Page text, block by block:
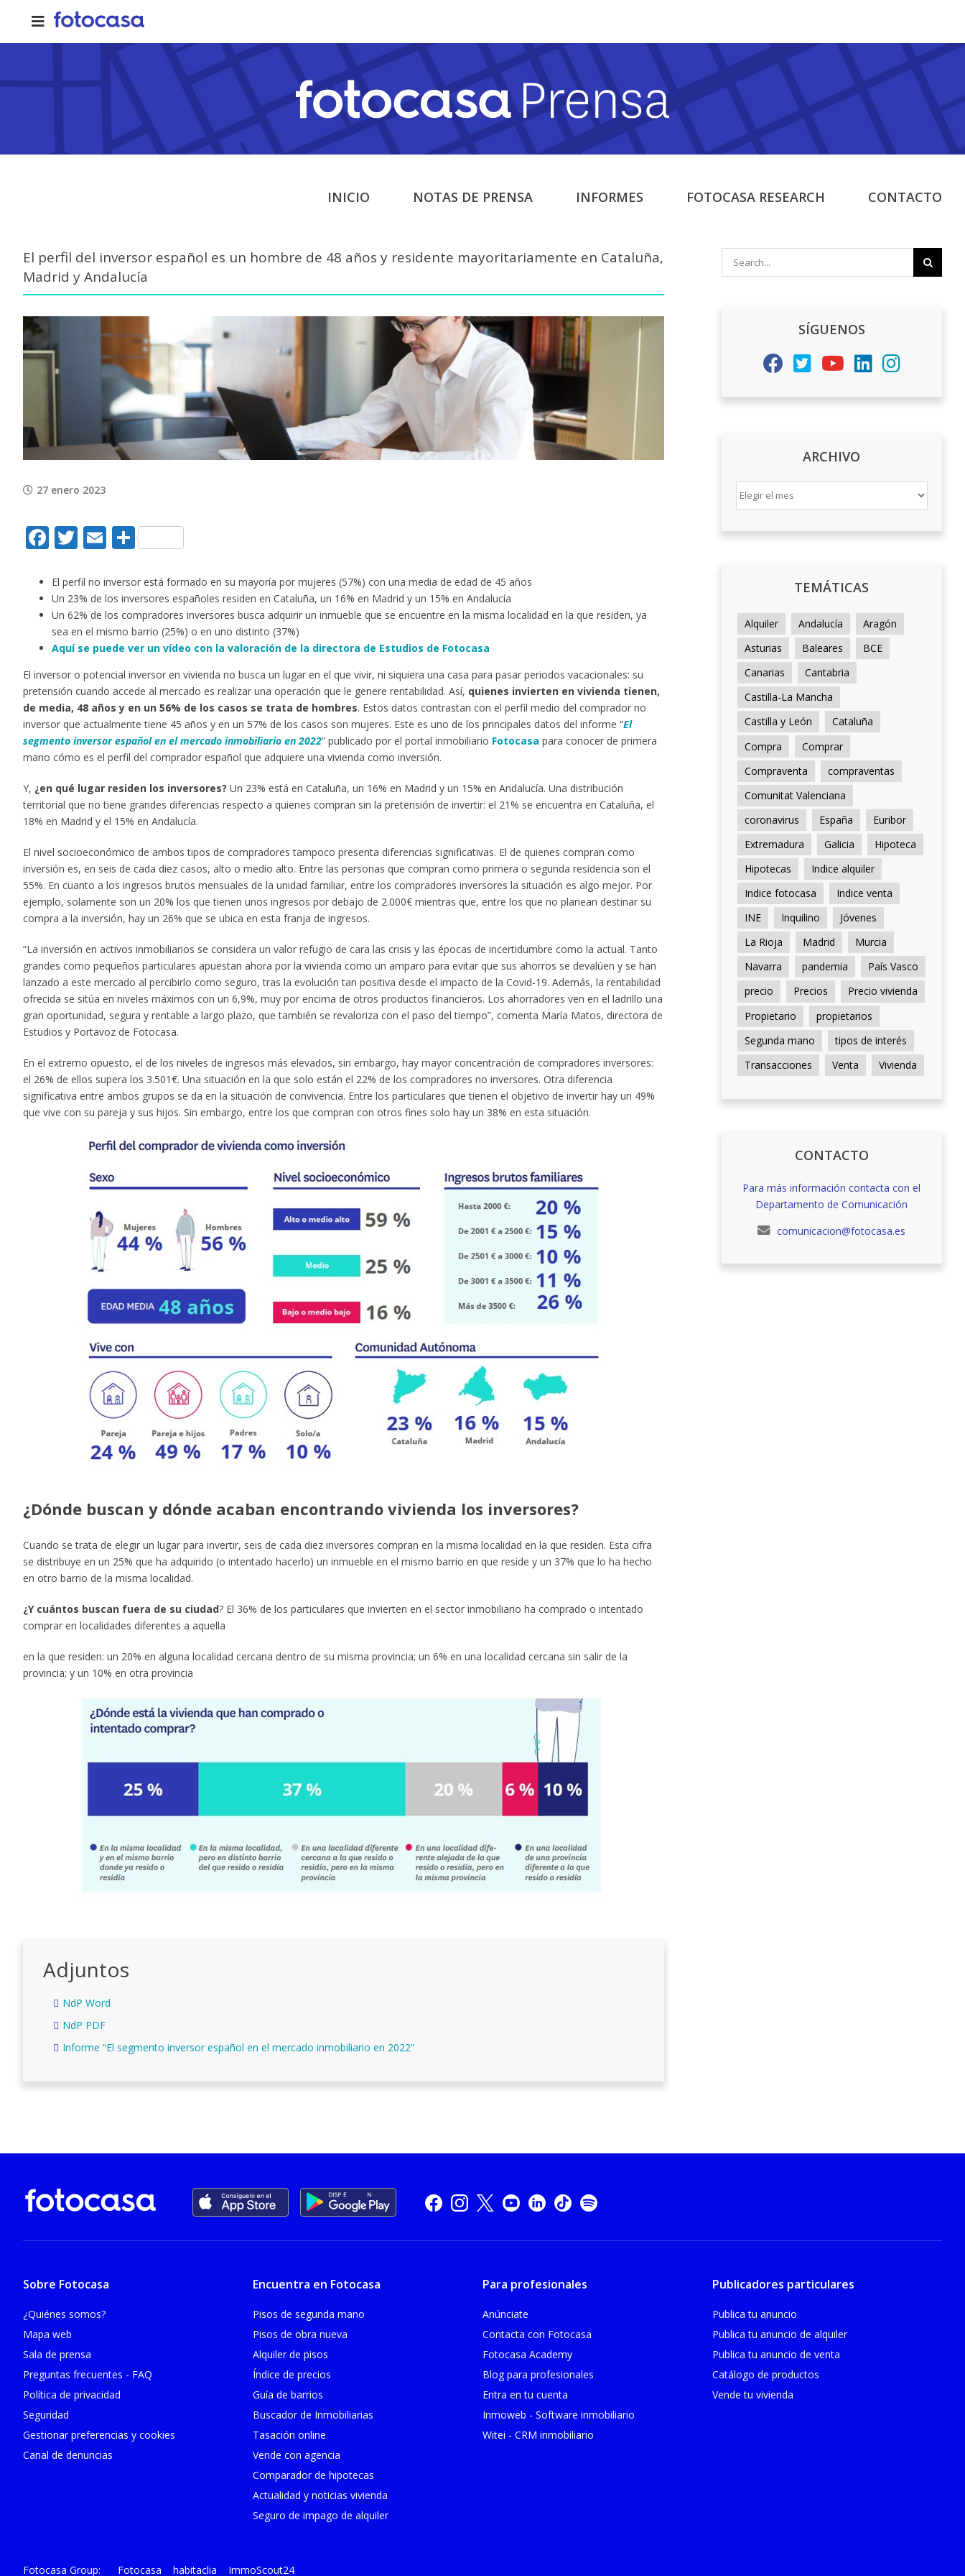
content
INICIO NOTAS DE PRENSA INFORMES FOTOCASA RESEARCH CONTACTO
El perfil del inversor español es un hombre de 48 años y residente mayoritariamente en Cataluña,
Madrid y Andalucía
View
Larger
Image
27 enero 2023
Facebook
Twitter
EmailCompartir
El perfil no inversor está formado en su mayoría por mujeres (57%) con una media de edad de 45 años
Un 23% de los inversores españoles residen en Cataluña, un 16% en Madrid y un 15% en Andalucía
Un 62% de los compradores inversores busca adquirir un inmueble que se encuentre en la misma localidad en la que residen, ya
sea en el mismo barrio (25%) o en uno distinto (37%)
Aquí se puede ver un vídeo con la valoración de la directora de Estudios de Fotocasa
El inversor o potencial inversor en vivienda no busca un lugar en el que vivir, ni siquiera una casa para pasar periodos vacacionales: su
pretensión cuando accede al mercado es realizar una operación que le genere rentabilidad. Así, quienes invierten en vivienda tienen,
de media, 48 años y en un 56% de los casos se trata de hombres. Estos datos contrastan con el perfil medio del comprador no
inversor que actualmente tiene 45 años y en un 57% de los casos son mujeres. Este es uno de los principales datos del informe “El
segmento inversor español en el mercado inmobiliario en 2022” publicado por el portal inmobiliario Fotocasa para conocer de primera
mano cómo es el perfil del comprador español que adquiere una vivienda como inversión.
Y, ¿en qué lugar residen los inversores? Un 23% está en Cataluña, un 16% en Madrid y un 15% en Andalucía. Una distribución
territorial que no tiene grandes diferencias respecto a quienes compran sin la pretensión de invertir: el 21% se encuentra en Cataluña, el
18% en Madrid y el 15% en Andalucía.
El nivel socioeconómico de ambos tipos de compradores tampoco presenta diferencias significativas. El de quienes compran como
inversión es, en seis de cada diez casos, alto o medio alto. Entre las personas que compran como primera o segunda residencia son el
55%. En cuanto a los ingresos brutos mensuales de la unidad familiar, entre los compradores inversores la situación es algo mejor. Por
ejemplo, solamente son un 20% los que tienen unos ingresos por debajo de 2.000€ mientras que, entre los que no planean destinar su
compra a la inversión, hay un 26% que se ubica en esta franja de ingresos.
“La inversión en activos inmobiliarios se considera un valor refugio de cara las crisis y las épocas de incertidumbre como la actual. Tanto
grandes como pequeños particulares apuestan ahora por la vivienda como un amparo para evitar que sus ahorros se devalúen y se han
lanzado a este mercado al percibirlo como seguro, tras la evolución tan positiva desde el impacto de la Covid-19. Además, la rentabilidad
ofrecida se sitúa en niveles máximos con un 6,9%, muy por encima de otros productos financieros. Los ahorradores ven en el ladrillo una
gran oportunidad, segura y rentable a largo plazo, que también se revaloriza con el paso del tiempo”, comenta María Matos, directora de
Estudios y Portavoz de Fotocasa.
En el extremo opuesto, el de los niveles de ingresos más elevados, sin embargo, hay mayor concentración de compradores inversores:
el 26% de ellos supera los 3.501€. Una situación en la que solo están el 22% de los compradores no inversores. Otra diferencia
significativa entre ambos grupos se da en la situación de convivencia. Entre los particulares que tienen el objetivo de invertir hay un 49%
que vive con su pareja y sus hijos. Sin embargo, entre los que compran con otros fines solo hay un 38% en esta situación.
¿Dónde buscan y dónde acaban encontrando vivienda los inversores?
Cuando se trata de elegir un lugar para invertir, seis de cada diez inversores compran en la misma localidad en la que residen. Esta cifra
se distribuye en un 25% que ha adquirido (o intentado hacerlo) un inmueble en el mismo barrio en que reside y un 37% que lo ha hecho
en otro barrio de la misma localidad.
¿Y cuántos buscan fuera de su ciudad? El 36% de los particulares que invierten en el sector inmobiliario ha comprado o intentado
comprar en localidades diferentes a aquella
en la que residen: un 20% en alguna localidad cercana dentro de su misma provincia; un 6% en una localidad cercana sin salir de la
provincia; y un 10% en otra provincia
Adjuntos
NdP Word
NdP PDF
Informe “El segmento inversor español en el mercado inmobiliario en 2022”
SÍGUENOS
ARCHIVO
ARCHIVO
TEMÁTICAS
Alquiler Andalucía
Aragón
Asturias
Baleares
BCE
Canarias
Cantabria
Castilla-La Mancha
Castilla y León
Cataluña
Compra
Comprar
Compraventa
compraventas
Comunitat Valenciana
coronavirus
España
Euribor
Extremadura
Galicia
Hipoteca
Hipotecas
Indice alquiler
Indice fotocasa
Indice venta
INE
Inquilino
Jóvenes
La Rioja
Madrid
Murcia
Navarra
pandemia
País Vasco
precio
Precios
Precio vivienda
Propietario
propietarios
Segunda mano
tipos de interés
Transacciones
Venta Vivienda
CONTACTO
Para más información contacta con el
Departamento de Comunicación
comunicacion@fotocasa.es
Sobre Fotocasa
¿Quiénes somos?
Mapa web
Sala de prensa
Preguntas frecuentes - FAQ
Política de privacidad
Seguridad
Gestionar preferencias y cookies
Canal de denuncias
Encuentra en Fotocasa
Pisos de segunda mano
Pisos de obra nueva
Alquiler de pisos
Índice de precios
Guía de barrios
Buscador de Inmobiliarias
Tasación online
Vende con agencia
Comparador de hipotecas
Actualidad y noticias vivienda
Seguro de impago de alquiler
Para profesionales
Anúnciate
Contacta con Fotocasa
Fotocasa Academy
Blog para profesionales
Entra en tu cuenta
Inmoweb - Software inmobiliario
Witei - CRM inmobiliario
Publicadores particulares
Publica tu anuncio
Publica tu anuncio de alquiler
Publica tu anuncio de venta
Catálogo de productos
Vende tu vivienda
Fotocasa Group Fotocasa habitaclia ImmoScout24